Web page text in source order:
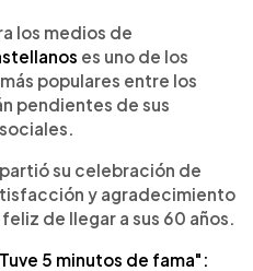
los medios de
es uno de los
populares entre los
pendientes de sus
su celebración de
y agradecimiento
de llegar a sus 60 años.
5 minutos de fama":